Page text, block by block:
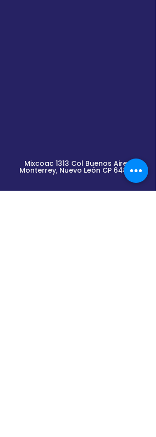
Mixcoac 1313 Col Buenos Aires
Monterrey, Nuevo León CP 64800